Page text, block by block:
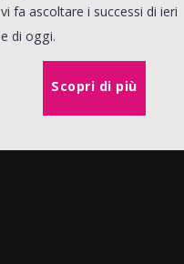
vi fa ascoltare i successi di ieri
e di oggi.
Scopri di più